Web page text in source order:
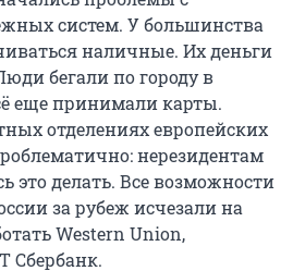
систем. У большинства
наличные. Их деньги
бегали по городу в
еще принимали карты.
отделениях европейских
нерезидентам
это делать. Все возможности
за рубеж исчезали на
Western Union,
Сбербанк.